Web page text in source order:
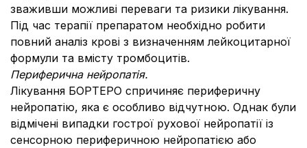
зваживши можливі переваги та ризики лікування.
Під час терапії препаратом необхідно робити
повний аналіз крові з визначенням лейкоцитарної
формули та вмісту тромбоцитів.
Периферична нейропатія.
Лікування БОРТЕРО спричиняє периферичну
нейропатію, яка є особливо відчутною. Однак були
відмічені випадки гострої рухової нейропатії із
сенсорною периферичною нейропатією або